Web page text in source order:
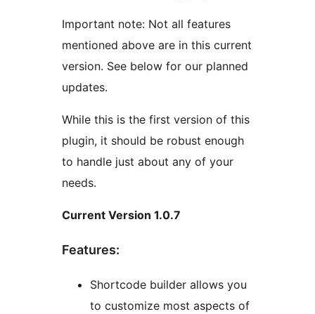
Important note: Not all features
mentioned above are in this current
version. See below for our planned
updates.
While this is the first version of this
plugin, it should be robust enough
to handle just about any of your
needs.
Current Version 1.0.7
Features:
Shortcode builder allows you
to customize most aspects of